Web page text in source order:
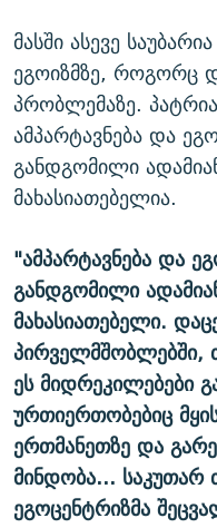
მასში ასევე
ეგოიზმზე, როგორც
პრობლემაზე.
ამპარტავნება და
განდგომილი
მახასიათებელია.
"ამპარტავნება და
განდგომილი
მახასიათებელი.
ეს მიდრეკილებები
ურთიერთობებიც
ერთმანეთზე და
მინდობა… საკუთარ
ეგოცენტრიზმა